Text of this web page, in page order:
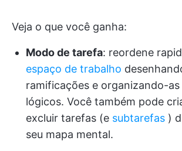
Veja o que você ganha:
Modo de tarefa: reordene
espaço de trabalho
ramificações e organizando-
lógicos. Você também pode
excluir tarefas (e subtarefas )
seu mapa mental.